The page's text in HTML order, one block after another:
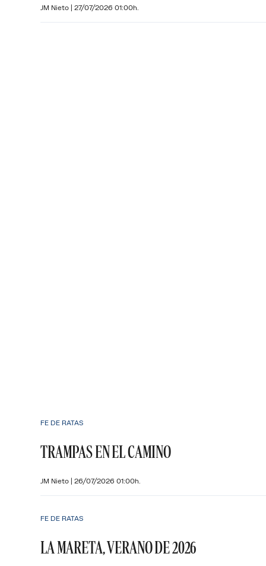
JM Nieto | 27/07/2026 01:00h.
FE DE RATAS
TRAMPAS EN EL CAMINO
JM Nieto | 26/07/2026 01:00h.
FE DE RATAS
LA MARETA, VERANO DE 2026